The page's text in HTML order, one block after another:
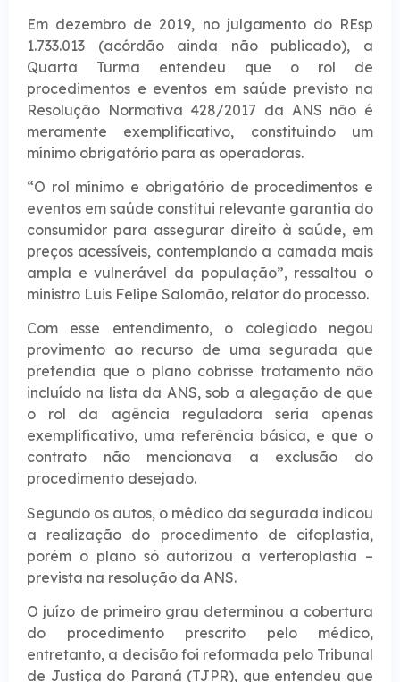
Em dezembro de 2019, no julgamento do REsp
1.733.013 (acórdão ainda não publicado), a
Quarta Turma entendeu que o rol de
procedimentos e eventos em saúde previsto na
Resolução Normativa 428/2017 da ANS não é
meramente exemplificativo, constituindo um
mínimo obrigatório para as operadoras.
“O rol mínimo e obrigatório de procedimentos e
eventos em saúde constitui relevante garantia do
consumidor para assegurar direito à saúde, em
preços acessíveis, contemplando a camada mais
ampla e vulnerável da população”, ressaltou o
ministro Luis Felipe Salomão, relator do processo.
Com esse entendimento, o colegiado negou
provimento ao recurso de uma segurada que
pretendia que o plano cobrisse tratamento não
incluído na lista da ANS, sob a alegação de que
o rol da agência reguladora seria apenas
exemplificativo, uma referência básica, e que o
contrato não mencionava a exclusão do
procedimento desejado.
Segundo os autos, o médico da segurada indicou
a realização do procedimento de cifoplastia,
porém o plano só autorizou a verteroplastia –
prevista na resolução da ANS.
O juízo de primeiro grau determinou a cobertura
do procedimento prescrito pelo médico,
entretanto, a decisão foi reformada pelo Tribunal
de Justiça do Paraná (TJPR), que entendeu que